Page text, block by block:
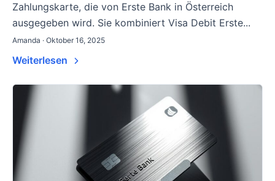
Zahlungskarte, die von Erste Bank in Österreich
ausgegeben wird. Sie kombiniert Visa Debit Erste...
Amanda · Oktober 16, 2025
Weiterlesen